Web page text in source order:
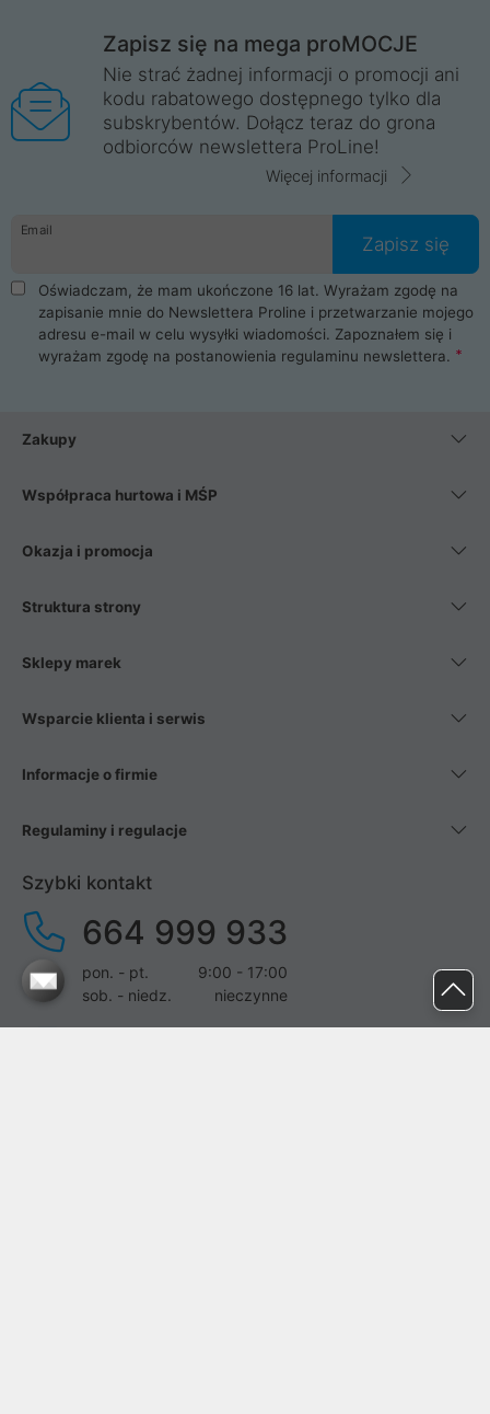
Zapisz się na mega proMOCJE
Nie strać żadnej informacji o promocji ani
kodu rabatowego dostępnego tylko dla
subskrybentów. Dołącz teraz do grona
odbiorców newslettera ProLine!
Więcej informacji
Email
Zapisz się
Oświadczam, że mam ukończone 16 lat. Wyrażam zgodę na
zapisanie mnie do Newslettera Proline i przetwarzanie mojego
adresu e-mail w celu wysyłki wiadomości. Zapoznałem się i
wyrażam zgodę na postanowienia regulaminu newslettera.
Zakupy
Współpraca hurtowa i MŚP
Okazja i promocja
Struktura strony
Sklepy marek
Wsparcie klienta i serwis
Informacje o firmie
Regulaminy i regulacje
Szybki kontakt
664 999 933
pon. - pt.
9:00 - 17:00
sob. - niedz.
nieczynne